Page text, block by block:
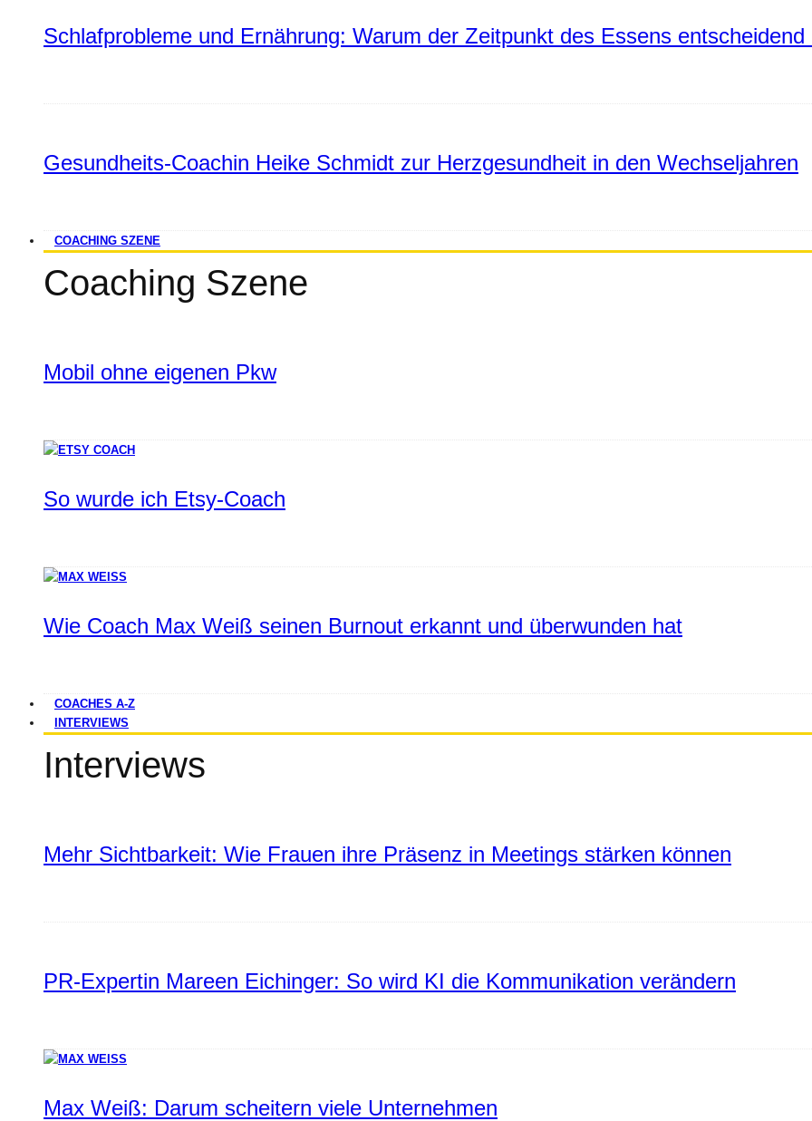
Schlafprobleme und Ernährung: Warum der Zeitpunkt des Essens entscheidend
Gesundheits-Coachin Heike Schmidt zur Herzgesundheit in den Wechseljahren
COACHING SZENE
Coaching Szene
Mobil ohne eigenen Pkw
So wurde ich Etsy-Coach
Wie Coach Max Weiß seinen Burnout erkannt und überwunden hat
COACHES A-Z
INTERVIEWS
Interviews
Mehr Sichtbarkeit: Wie Frauen ihre Präsenz in Meetings stärken können
PR-Expertin Mareen Eichinger: So wird KI die Kommunikation verändern
Max Weiß: Darum scheitern viele Unternehmen